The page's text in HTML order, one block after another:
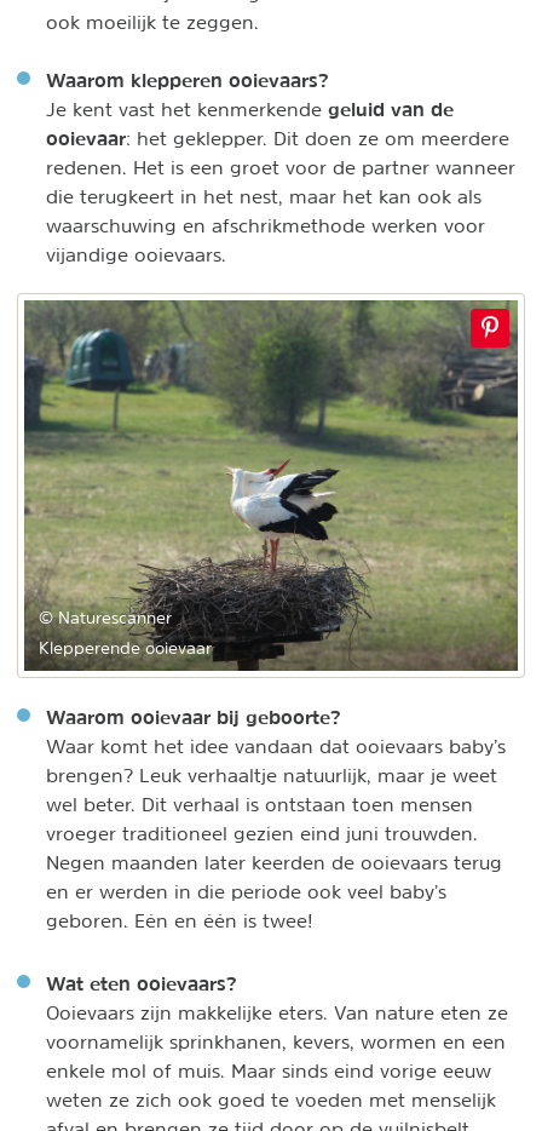
ook moeilijk te zeggen.
Waarom klepperen ooievaars?
Je kent vast het kenmerkende geluid van de
ooievaar: het geklepper. Dit doen ze om meerdere
redenen. Het is een groet voor de partner wanneer
die terugkeert in het nest, maar het kan ook als
waarschuwing en afschrikmethode werken voor
vijandige ooievaars.
© Naturescanner
Klepperende ooievaar
Waarom ooievaar bij geboorte?
Waar komt het idee vandaan dat ooievaars baby’s
brengen? Leuk verhaaltje natuurlijk, maar je weet
wel beter. Dit verhaal is ontstaan toen mensen
vroeger traditioneel gezien eind juni trouwden.
Negen maanden later keerden de ooievaars terug
en er werden in die periode ook veel baby’s
geboren. Eén en één is twee!
Wat eten ooievaars?
Ooievaars zijn makkelijke eters. Van nature eten ze
voornamelijk sprinkhanen, kevers, wormen en een
enkele mol of muis. Maar sinds eind vorige eeuw
weten ze zich ook goed te voeden met menselijk